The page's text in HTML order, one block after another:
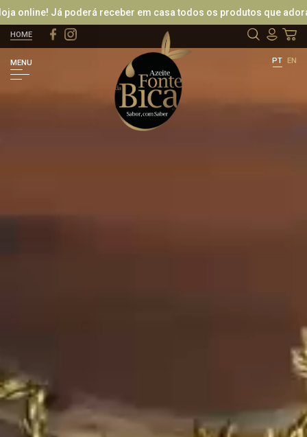
Já poderá receber em casa todos os produtos que adora,
HOME
LOGIN / REGISTAR
ENTRAR COM O FACEBOOK
MENU PT EN